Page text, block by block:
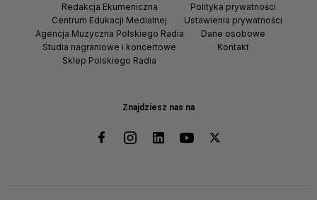
Znajdziesz nas na
Redakcja Ekumeniczna
Centrum Edukacji Medialnej
Agencja Muzyczna Polskiego Radia
Studia nagraniowe i koncertowe
Sklep Polskiego Radia
Polityka prywatności
Ustawienia prywatności
Dane osobowe
Kontakt